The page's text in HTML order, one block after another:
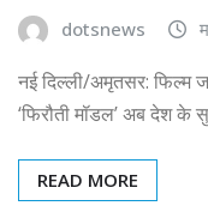
dotsnews
नई दिल्ली/अमृतसर: फिल्म
‘फिरौती मॉडल’ अब देश के
READ MORE